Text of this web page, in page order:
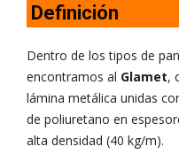
Definición
Dentro de los tipos de
encontramos al Glamet,
lámina metálica unidas
de poliuretano en
alta densidad (40 kg/m).